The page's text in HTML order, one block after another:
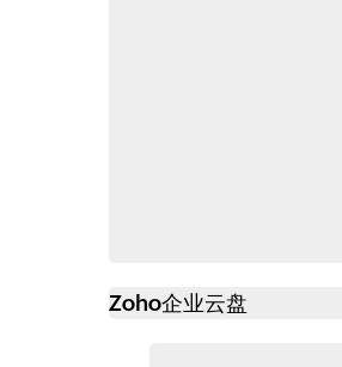
Zoho企业云盘